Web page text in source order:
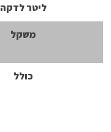
ליטר לדקה
משקל
כולל